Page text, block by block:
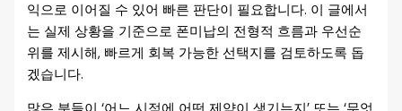
익으로 이어질 수 있어 빠른 판단이 필요합니다. 이 글에서
는 실제 상황을 기준으로 폰미납의 전형적 흐름과 우선순
위를 제시해, 빠르게 회복 가능한 선택지를 검토하도록 돕
겠습니다.